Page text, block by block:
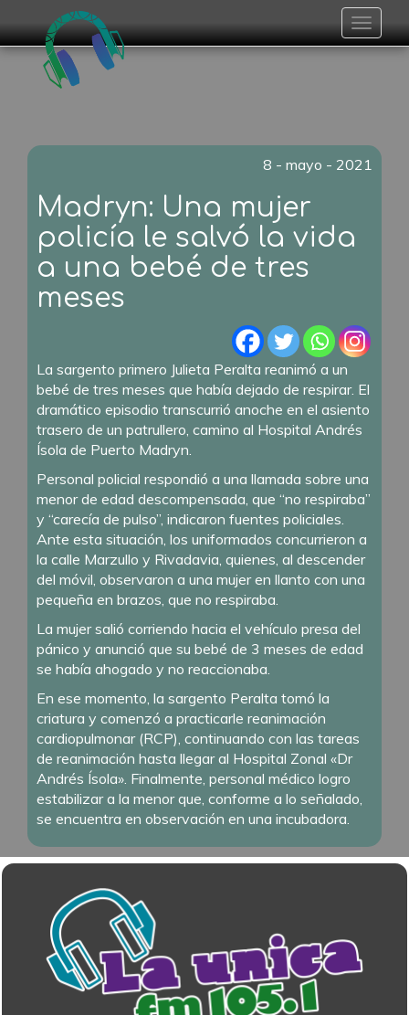
Toggle
8 - mayo - 2021
Madryn: Una mujer
policía le salvó la vida
a una bebé de tres
meses
La sargento primero Julieta Peralta reanimó a un
bebé de tres meses que había dejado de respirar. El
dramático episodio transcurrió anoche en el asiento
trasero de un patrullero, camino al Hospital Andrés
Ísola de Puerto Madryn.
Personal policial respondió a una llamada sobre una
menor de edad descompensada, que “no respiraba”
y “carecía de pulso”, indicaron fuentes policiales.
Ante esta situación, los uniformados concurrieron a
la calle Marzullo y Rivadavia, quienes, al descender
del móvil, observaron a una mujer en llanto con una
pequeña en brazos, que no respiraba.
La mujer salió corriendo hacia el vehículo presa del
pánico y anunció que su bebé de 3 meses de edad
se había ahogado y no reaccionaba.
En ese momento, la sargento Peralta tomó la
criatura y comenzó a practicarle reanimación
cardiopulmonar (RCP), continuando con las tareas
de reanimación hasta llegar al Hospital Zonal «Dr
Andrés Ísola». Finalmente, personal médico logro
estabilizar a la menor que, conforme a lo señalado,
se encuentra en observación en una incubadora.